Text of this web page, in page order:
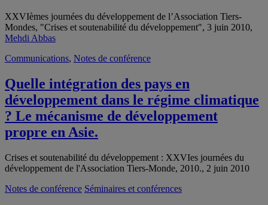
XXVIèmes journées du développement de l’Association Tiers-
Mondes, "Crises et soutenabilité du développement", 3 juin 2010,
Mehdi Abbas
Communications, Notes de conférence
Quelle intégration des pays en
développement dans le régime climatique
? Le mécanisme de développement
propre en Asie.
Crises et soutenabilité du développement : XXVIes journées du
développement de l'Association Tiers-Monde, 2010., 2 juin 2010
Notes de conférence Séminaires et conférences